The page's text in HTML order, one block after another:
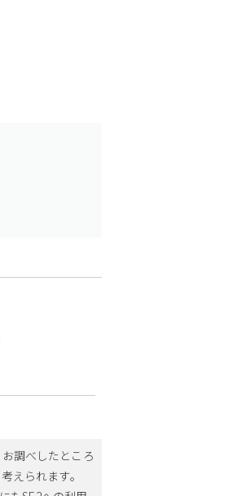
調べしたところ
えられます。